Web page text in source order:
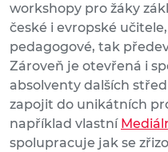
workshopy pro žáky
české i evropské
pedagogové, tak
Zároveň je otevřená i
absolventy dalších
zapojit do unikátních
například vlastní
spolupracuje jak se